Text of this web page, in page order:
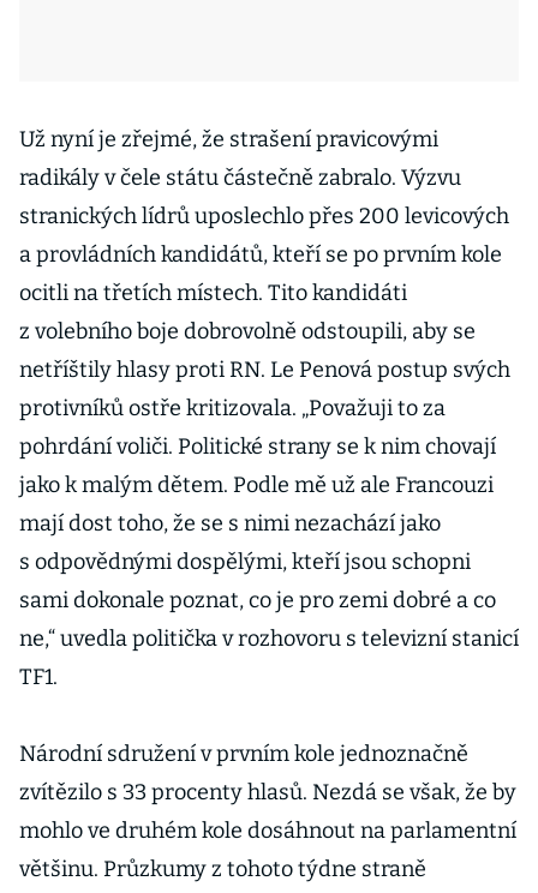
Už nyní je zřejmé, že strašení pravicovými
radikály v čele státu částečně zabralo. Výzvu
stranických lídrů uposlechlo přes 200 levicových
a provládních kandidátů, kteří se po prvním kole
ocitli na třetích místech. Tito kandidáti
z volebního boje dobrovolně odstoupili, aby se
netříštily hlasy proti RN. Le Penová postup svých
protivníků ostře kritizovala. „Považuji to za
pohrdání voliči. Politické strany se k nim chovají
jako k malým dětem. Podle mě už ale Francouzi
mají dost toho, že se s nimi nezachází jako
s odpovědnými dospělými, kteří jsou schopni
sami dokonale poznat, co je pro zemi dobré a co
ne,“ uvedla politička v rozhovoru s televizní stanicí
TF1.
Národní sdružení v prvním kole jednoznačně
zvítězilo s 33 procenty hlasů. Nezdá se však, že by
mohlo ve druhém kole dosáhnout na parlamentní
většinu. Průzkumy z tohoto týdne straně